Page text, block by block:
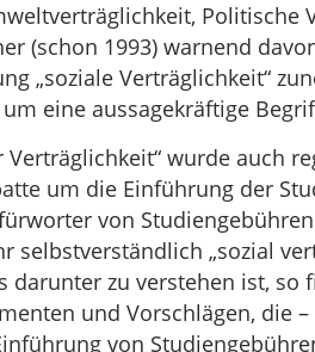
Politische
(schon 1993) warnend
„soziale Verträglichkeit“
eine aussagekräftige
Verträglichkeit“ wurde auch
um die Einführung der
von
selbstverständlich „sozial
darunter zu verstehen ist, so
und Vorschlägen, die
von